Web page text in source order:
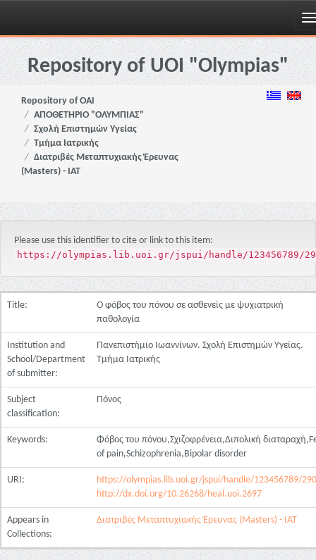
Skip
navigationRepository of UOI "Olympias"
Repository of OAI
ΑΠΟΘΕΤΗΡΙΟ "ΟΛΥΜΠΙΑΣ"
Σχολή Επιστημών Υγείας
Τμήμα Ιατρικής
Διατριβές Μεταπτυχιακής Έρευνας
(Masters) - ΙΑΤ
Please use this identifier to cite or link to this item:
https://olympias.lib.uoi.gr/jspui/handle/123456789/
Title:
Ο φόβος του πόνου σε ασθενείς με ψυχιατρική
παθολογία
Institution and
School/Department
of submitter:
Πανεπιστήμιο Ιωαννίνων. Σχολή Επιστημών Υγείας.
Τμήμα Ιατρικής
Subject
classification:
Πόνος
Keywords:
Φόβος του πόνου,Σχιζοφρένεια,Διπολική
of pain,Schizophrenia,Bipolar disorder
URI:
https://olympias.lib.uoi.gr/jspui/handle/123456789/
http://dx.doi.org/10.26268/heal.uoi.2697
Appears in
Collections:
Διατριβές Μεταπτυχιακής Έρευνας (Masters) - ΙΑΤ